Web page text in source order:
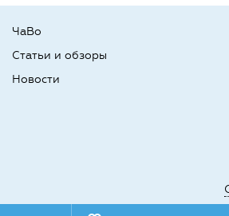
ЧаВо
Статьи и обзоры
Новости